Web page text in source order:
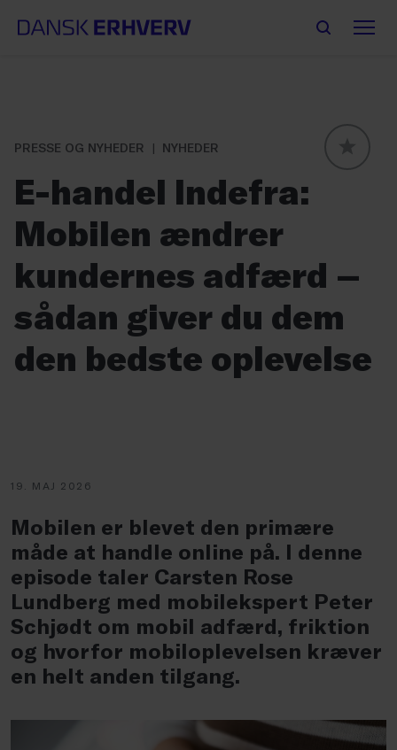
PRESSE OG NYHEDER
NYHEDER
E-handel Indefra:
Mobilen ændrer
kundernes adfærd –
sådan giver du dem
den bedste oplevelse
19. MAJ 2026
Mobilen er blevet den primære
måde at handle online på. I denne
episode taler Carsten Rose
Lundberg med mobilekspert Peter
Schjødt om mobil adfærd, friktion
og hvorfor mobiloplevelsen kræver
en helt anden tilgang.